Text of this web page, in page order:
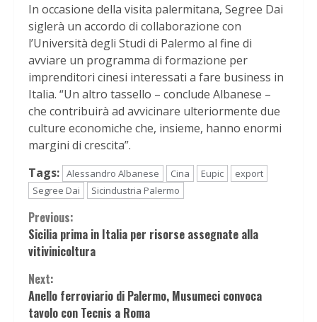
In occasione della visita palermitana, Segree Dai
siglerà un accordo di collaborazione con
l’Università degli Studi di Palermo al fine di
avviare un programma di formazione per
imprenditori cinesi interessati a fare business in
Italia. “Un altro tassello – conclude Albanese –
che contribuirà ad avvicinare ulteriormente due
culture economiche che, insieme, hanno enormi
margini di crescita”.
Tags: Alessandro Albanese Cina Eupic
export
Segree Dai
Sicindustria Palermo
Continue
Reading
Previous:
Sicilia prima in Italia per risorse assegnate alla
vitivinicoltura
Next:
Anello ferroviario di Palermo, Musumeci convoca
tavolo con Tecnis a Roma